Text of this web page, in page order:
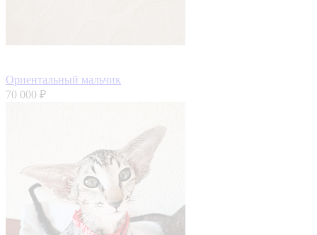
Ориентальный мальчик
70 000 ₽